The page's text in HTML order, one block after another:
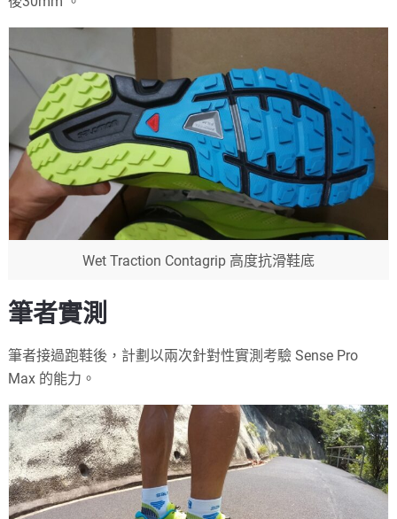
Wet Traction Contagrip 高度抗滑鞋底
筆者實測
筆者接過跑鞋後，計劃以兩次針對性實測考驗 Sense Pro
Max 的能力。